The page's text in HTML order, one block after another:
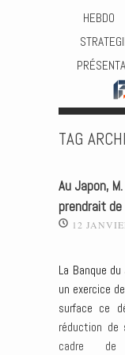
HEBDO
TAG
Au Japon,
prendrait de
12
La Banque
un exercice de
surface ce
réduction
cadre de